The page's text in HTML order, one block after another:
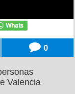
0
Valencia